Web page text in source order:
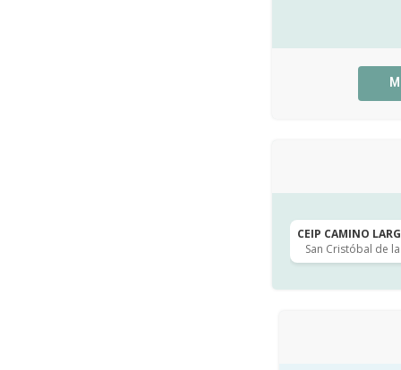
CEIP CAMINO
San Cristóbal de